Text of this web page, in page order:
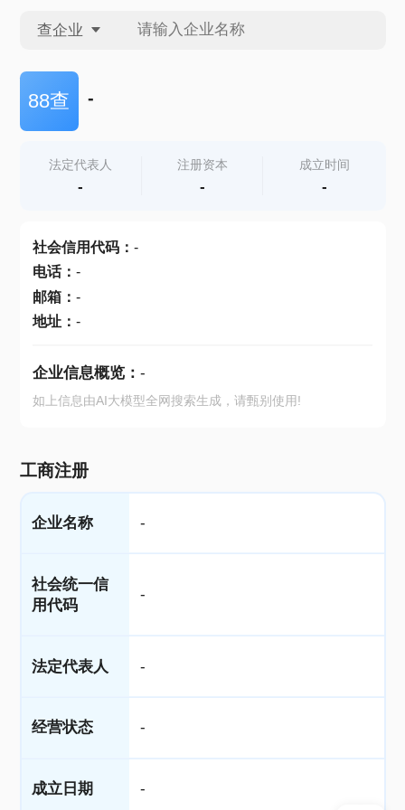
查企业
查企业
查产地
88查 -
法定代表人
-
注册资本
-
成立时间
-
社会信用代码： -
电话： -
邮箱： -
地址： -
企业信息概览： -
如上信息由AI大模型全网搜索生成，请甄别使用!
工商注册
企业名称 -
社会统一信
用代码
-
法定代表人 -
经营状态 -
成立日期 -